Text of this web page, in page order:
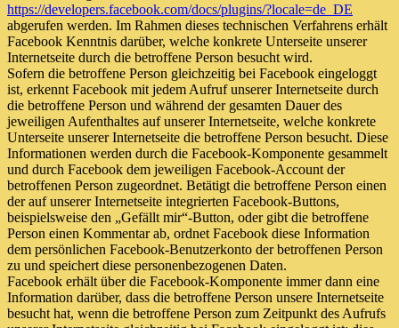
https://developers.facebook.com/docs/plugins/?locale=de_DE
abgerufen werden. Im Rahmen dieses technischen Verfahrens erhält
Facebook Kenntnis darüber, welche konkrete Unterseite unserer
Internetseite durch die betroffene Person besucht wird.
Sofern die betroffene Person gleichzeitig bei Facebook eingeloggt
ist, erkennt Facebook mit jedem Aufruf unserer Internetseite durch
die betroffene Person und während der gesamten Dauer des
jeweiligen Aufenthaltes auf unserer Internetseite, welche konkrete
Unterseite unserer Internetseite die betroffene Person besucht. Diese
Informationen werden durch die Facebook-Komponente gesammelt
und durch Facebook dem jeweiligen Facebook-Account der
betroffenen Person zugeordnet. Betätigt die betroffene Person einen
der auf unserer Internetseite integrierten Facebook-Buttons,
beispielsweise den „Gefällt mir“-Button, oder gibt die betroffene
Person einen Kommentar ab, ordnet Facebook diese Information
dem persönlichen Facebook-Benutzerkonto der betroffenen Person
zu und speichert diese personenbezogenen Daten.
Facebook erhält über die Facebook-Komponente immer dann eine
Information darüber, dass die betroffene Person unsere Internetseite
besucht hat, wenn die betroffene Person zum Zeitpunkt des Aufrufs